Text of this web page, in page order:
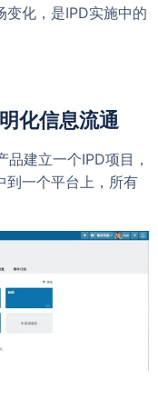
变化，是IPD实施中的
化信息流通
品建立一个IPD项目，
到一个平台上，所有